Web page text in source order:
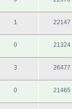
1 22147
0 21324
3 26477
0 21465